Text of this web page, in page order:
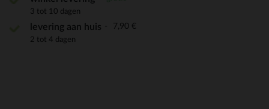
3 tot 10 dagen
levering aan huis 7,90 €
2 tot 4 dagen